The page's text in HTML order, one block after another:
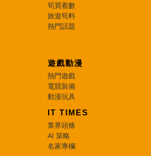
筍買着數
旅遊筍料
熱門話題
遊戲動漫
熱門遊戲
電競裝備
動漫玩具
IT TIMES
業界頭條
AI 策略
名家專欄